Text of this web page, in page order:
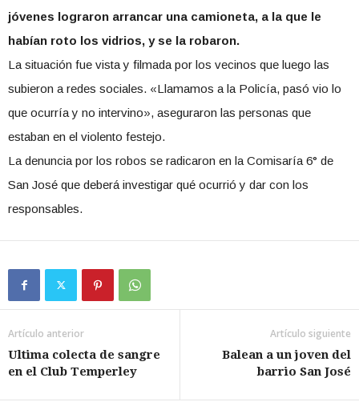
jóvenes lograron arrancar una camioneta, a la que le
habían roto los vidrios, y se la robaron.
La situación fue vista y filmada por los vecinos que luego las
subieron a redes sociales. «Llamamos a la Policía, pasó vio lo
que ocurría y no intervino», aseguraron las personas que
estaban en el violento festejo.
La denuncia por los robos se radicaron en la Comisaría 6° de
San José que deberá investigar qué ocurrió y dar con los
responsables.
Artículo anterior
Ultima colecta de sangre
en el Club Temperley
Artículo siguiente
Balean a un joven del
barrio San José